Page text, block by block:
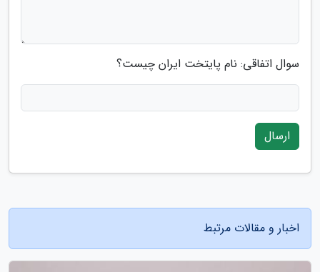
سوال اتفاقی: نام پایتخت ایران چیست؟
ارسال
اخبار و مقالات مرتبط